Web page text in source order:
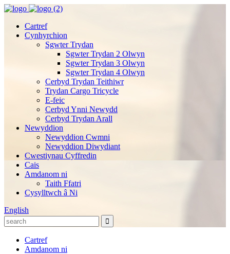
Cartref
Cynhyrchion
Sgwter Trydan
Sgwter Trydan 2 Olwyn
Sgwter Trydan 3 Olwyn
Sgwter Trydan 4 Olwyn
Cerbyd Trydan Teithiwr
Trydan Cargo Tricycle
E-feic
Cerbyd Ynni Newydd
Cerbyd Trydan Arall
Newyddion
Newyddion Cwmni
Newyddion Diwydiant
Cwestiynau Cyffredin
Cais
Amdanom ni
Taith Ffatri
Cysylltwch â Ni
English
Cartref
Amdanom ni